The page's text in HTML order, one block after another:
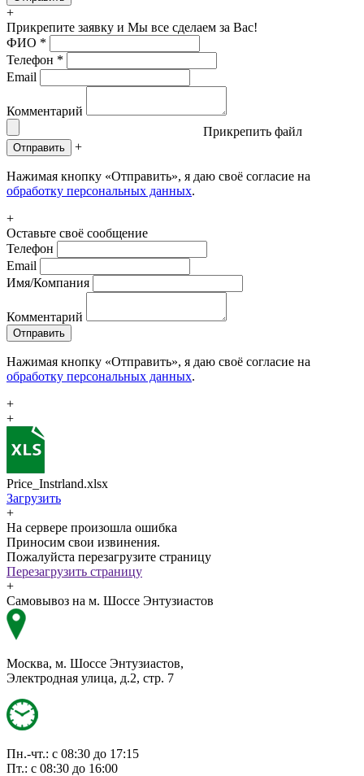
+
Прикрепите заявку и Мы все сделаем за Вас!
ФИО *
Телефон *
Email
Комментарий
Прикрепить файл
Отправить +
Нажимая кнопку «Отправить», я даю своё согласие на
обработку персональных данных.
+
Оставьте своё сообщение
Телефон
Email
Имя/Компания
Комментарий
Отправить
Нажимая кнопку «Отправить», я даю своё согласие на
обработку персональных данных.
+
+
Price_Instrland.xlsx
Загрузить
+
На сервере произошла ошибка
Приносим свои извинения.
Пожалуйста перезагрузите страницу
Перезагрузить страницу
+
Самовывоз на м. Шоссе Энтузиастов
Москва, м. Шоссе Энтузиастов,
Электродная улица, д.2, стр. 7
Пн.-чт.: с 08:30 до 17:15
Пт.: с 08:30 до 16:00